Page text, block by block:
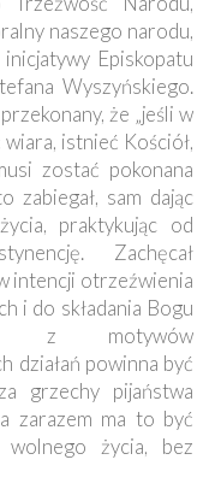
naszego narodu,
Episkopatu
Wyszyńskiego.
że „jeśli w
istnieć Kościół,
zostać pokonana
zabiegał, sam dając
praktykując od
Zachęcał
intencji otrzeźwienia
i do składania Bogu
z motywów
działań powinna być
grzechy pijaństwa
zarazem ma to być
wolnego życia, bez